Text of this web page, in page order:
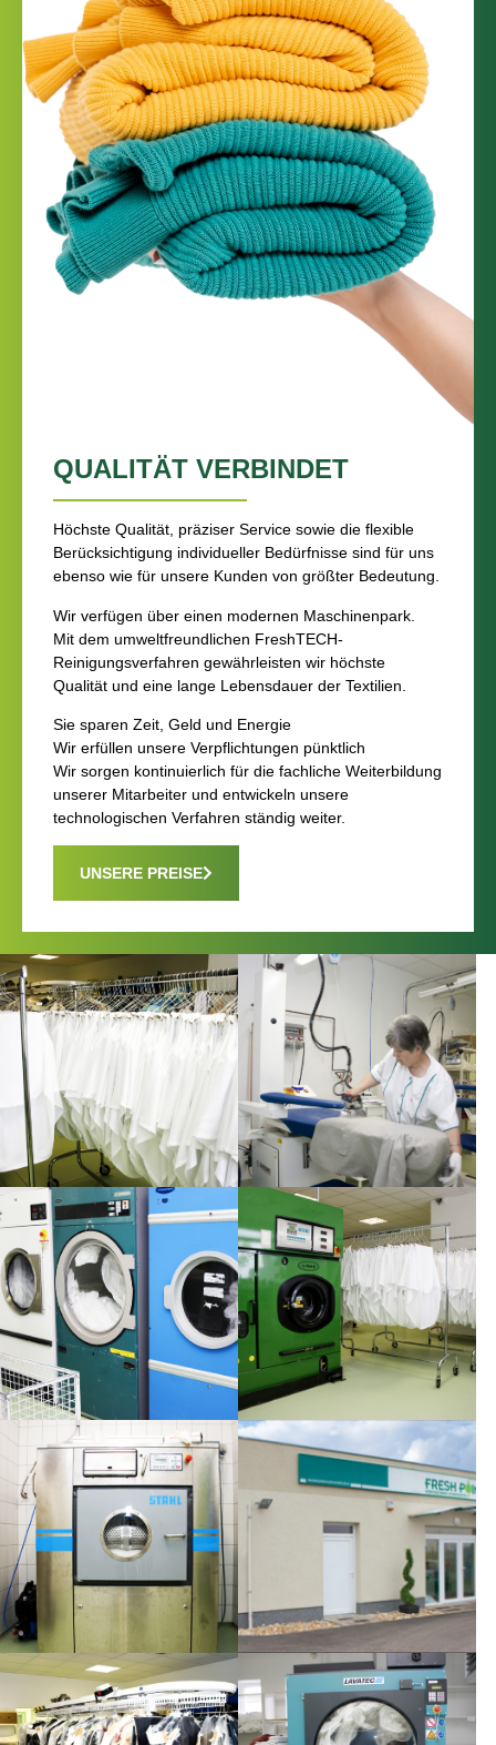
QUALITÄT VERBINDET
Höchste Qualität, präziser Service sowie die flexible
Berücksichtigung individueller Bedürfnisse sind für uns
ebenso wie für unsere Kunden von größter Bedeutung.
Wir verfügen über einen modernen Maschinenpark.
Mit dem umweltfreundlichen FreshTECH-
Reinigungsverfahren gewährleisten wir höchste
Qualität und eine lange Lebensdauer der Textilien.
Sie sparen Zeit, Geld und Energie
Wir erfüllen unsere Verpflichtungen pünktlich
Wir sorgen kontinuierlich für die fachliche Weiterbildung
unserer Mitarbeiter und entwickeln unsere
technologischen Verfahren ständig weiter.
UNSERE PREISE